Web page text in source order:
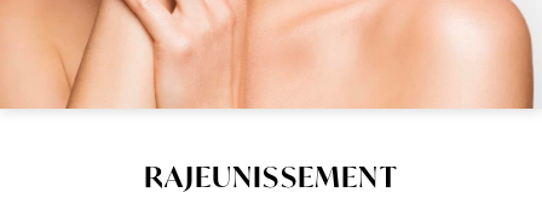
RAJEUNISSEMENT